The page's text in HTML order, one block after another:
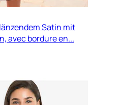
Satin mit
avec bordure en...